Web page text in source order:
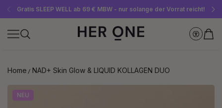
Gratis SLEEP WELL ab 69 € MBW - nur solange der Vorrat reicht!
Jetzt Newsletter abonnieren und 10 €-Gutschein sichern
Bis zu 30 % sparen mit unseren Spar-Abos
Home NAD+ Skin Glow & LIQUID KOLLAGEN DUO
NEU